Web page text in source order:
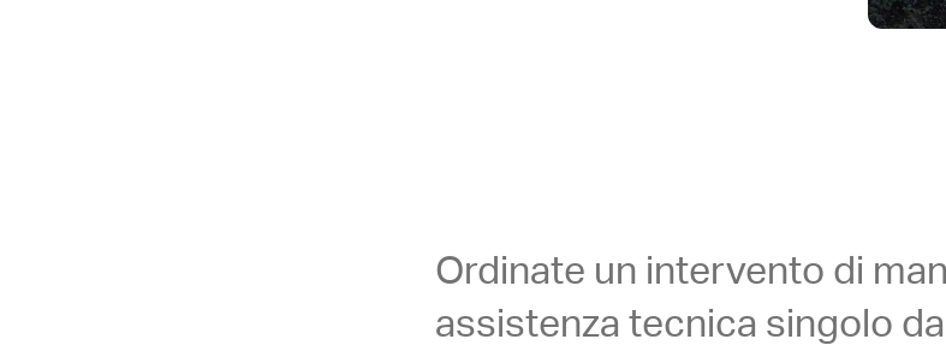
Ordinate un intervento di
assistenza tecnica singolo